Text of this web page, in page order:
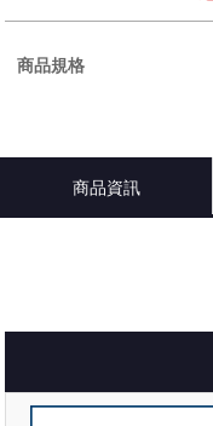
商品規格
商品資訊